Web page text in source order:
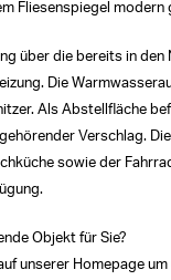
Fliesenspiegel modern
über die bereits in den
Die
Als Abstellfläche
Verschlag. Die
sowie der
Objekt für Sie?
unserer Homepage